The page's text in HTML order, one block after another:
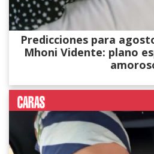
Predicciones para
Mhoni Vidente: plano